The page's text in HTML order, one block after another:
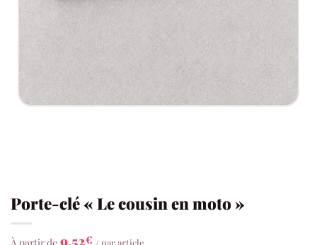
Porte-clé « Le cousin en moto »
9,52€ / par article